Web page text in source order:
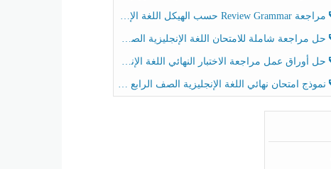
مراجعة Review Grammar حسب الهيكل اللغة الإنجليزية الصف الخامس الفصل الثالث
حل مراجعة شاملة للامتحان اللغة الإنجليزية الصف الخامس الفصل الثالث
حل أوراق عمل مراجعة الاختبار النهائي اللغة الإنجليزية الصف الرابع الفصل الثالث
نموذج امتحان نهائي اللغة الإنجليزية الصف الرابع الفصل الثالث